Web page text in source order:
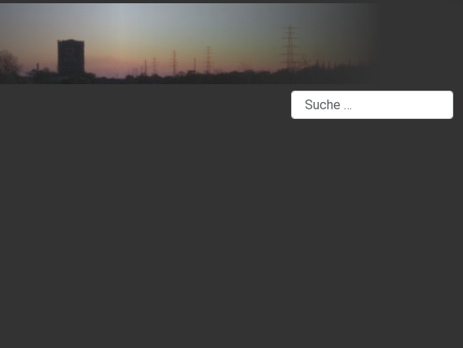
Suchen